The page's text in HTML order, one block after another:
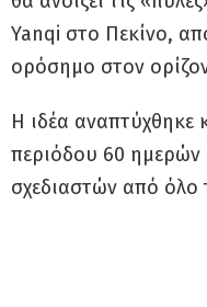
Yanqi στο Πεκίνο,
ορόσημο στον
Η ιδέα αναπτύχθηκε
περιόδου 60
σχεδιαστών από όλο